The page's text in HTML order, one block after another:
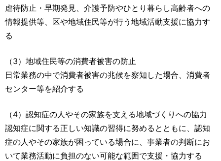
虐待防止・早期発見、介護予防やひとり暮らし高齢者への
情報提供等、区や地域住民等が行う地域活動支援に協力す
る
（3）地域住民等の消費者被害の防止
日常業務の中で消費者被害の兆候を察知した場合、消費者
センター等を紹介する
（4）認知症の人やその家族を支える地域づくりへの協力
認知症に関する正しい知識の習得に努めるとともに、認知
症の人やその家族が困っている場合に、事業者の判断にお
いて業務活動に負担のない可能な範囲で支援・協力する